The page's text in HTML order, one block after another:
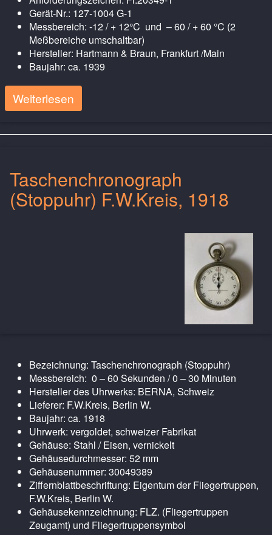
Gerät-Nr.: 127-1004 G-1
Messbereich: -12 / + 12°C und – 60 / + 60 °C (2
Meßbereiche umschaltbar)
Hersteller: Hartmann & Braun, Frankfurt /Main
Baujahr: ca. 1939
Weiterlesen
Taschenchronograph
(Stoppuhr) F.W.Kreis, 1918
Bezeichnung: Taschenchronograph (Stoppuhr)
Messbereich: 0 – 60 Sekunden / 0 – 30 Minuten
Hersteller des Uhrwerks: BERNA, Schweiz
Lieferer: F.W.Kreis, Berlin W.
Baujahr: ca. 1918
Uhrwerk: vergoldet, schweizer Fabrikat
Gehäuse: Stahl / Eisen, vernickelt
Gehäusedurchmesser: 52 mm
Gehäusenummer: 30049389
Ziffernblattbeschriftung: Eigentum der Fliegertruppen,
F.W.Kreis, Berlin W.
Gehäusekennzeichnung: FLZ. (Fliegertruppen
Zeugamt) und Fliegertruppensymbol